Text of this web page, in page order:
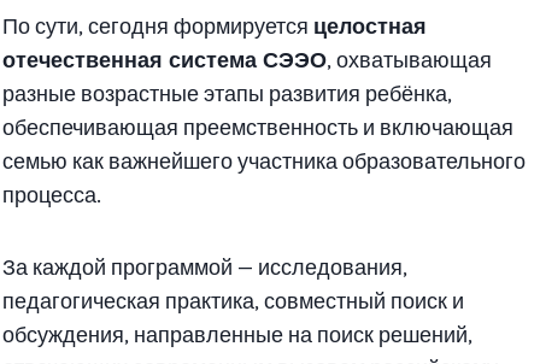
По сути, сегодня формируется целостная
отечественная система СЭЭО, охватывающая
разные возрастные этапы развития ребёнка,
обеспечивающая преемственность и включающая
семью как важнейшего участника образовательного
процесса.
За каждой программой — исследования,
педагогическая практика, совместный поиск и
обсуждения, направленные на поиск решений,